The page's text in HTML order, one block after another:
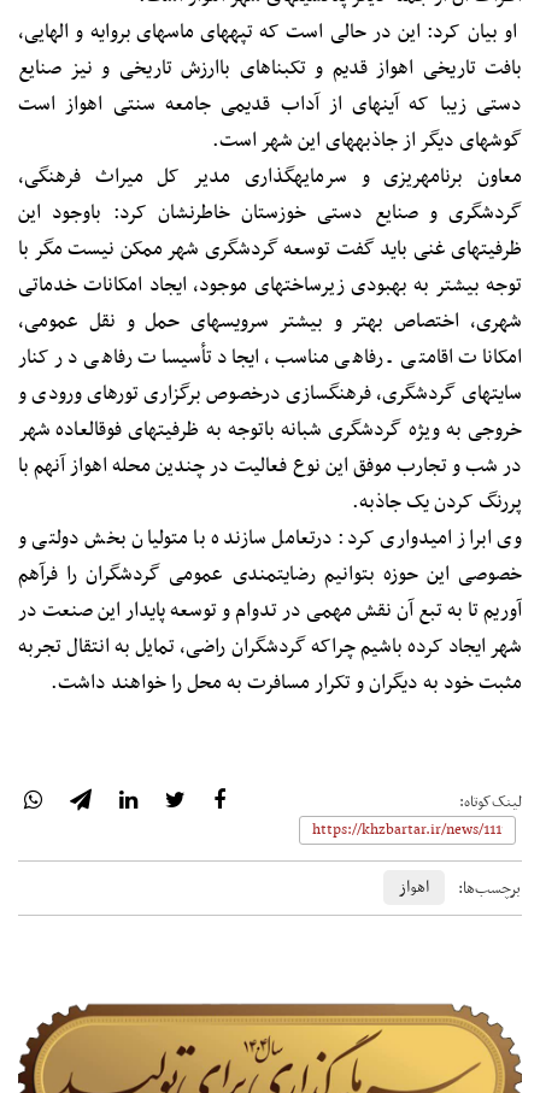
او بیان کرد: این در حالی است که تپه‎های ماسه‎ای بروایه و الهایی،
بافت تاریخی اهواز قدیم و تک‎بناهای باارزش تاریخی و نیز صنایع
دستی زیبا که آینه‎ای از آداب قدیمی جامعه سنتی اهواز است
گوشه‎ای دیگر از جاذبه‎های این شهر است.
معاون برنامه‎ریزی و سرمایه‎گذاری مدیر ‎کل میراث فرهنگی،
گردشگری و صنایع دستی خوزستان خاطرنشان کرد: باوجود این
ظرفیت‎های غنی باید گفت توسعه گردشگری شهر ممکن نیست مگر با
توجه بیشتر به بهبودی زیرساخت‎های موجود، ایجاد امکانات خدماتی
شهری، اختصاص بهتر و بیشتر سرویس‎های حمل و نقل عمومی،
امکانات اقامتی ـ رفاهی مناسب، ایجاد تأسیسات رفاهی در کنار
سایت‎های گردشگری، فرهنگ‎سازی درخصوص برگزاری تورهای ورودی و
خروجی به ویژه گردشگری شبانه باتوجه به ظرفیت‎های فوق‎العاده شهر
در شب و تجارب موفق این نوع فعالیت در چندین محله اهواز آن‎هم با
پررنگ کردن یک جاذبه.
وی ابراز امیدواری کرد: درتعامل سازنده با متولیان بخش دولتی و
خصوصی این حوزه بتوانیم رضایتمندی عمومی گردشگران را فرآهم
آوریم تا به تبع آن نقش مهمی در تدوام و توسعه پایدار این صنعت در
شهر ایجاد کرده باشیم چراکه گردشگران راضی، تمایل به انتقال تجربه
مثبت خود به دیگران و تکرار مسافرت به محل را خواهند داشت.
لینک‌کوتاه:
برچسب‌ها: اهواز